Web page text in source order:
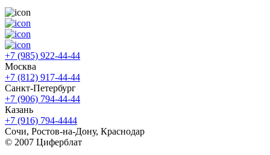
+7 (985) 922-44-44
Москва
+7 (812) 917-44-44
Санкт-Петербург
+7 (906) 794-44-44
Казань
+7 (916) 794-4444
Сочи, Ростов-на-Дону, Краснодар
© 2007 Циферблат